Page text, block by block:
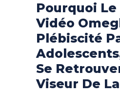
Pourquoi Le
Vidéo
Plébiscité
Se
Viseur De